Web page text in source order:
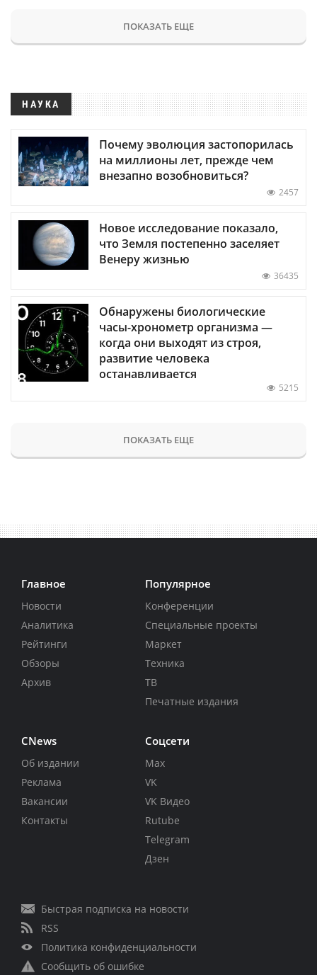
ПОКАЗАТЬ ЕЩЕ
НАУКА
Почему эволюция застопорилась
на миллионы лет, прежде чем
внезапно возобновиться?
2457
Новое исследование показало,
что Земля постепенно заселяет
Венеру жизнью
36435
Обнаружены биологические
часы-хронометр организма —
когда они выходят из строя,
развитие человека
останавливается
5215
ПОКАЗАТЬ ЕЩЕ
Главное
Новости
Аналитика
Рейтинги
Обзоры
Архив
Популярное
Конференции
Специальные проекты
Маркет
Техника
ТВ
Печатные издания
CNews
Об издании
Реклама
Вакансии
Контакты
Соцсети
Max
VK
VK Видео
Rutube
Telegram
Дзен
Быстрая подписка на новости
RSS
Политика конфиденциальности
Сообщить об ошибке